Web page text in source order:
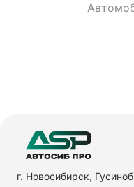
г. Новосибирск,